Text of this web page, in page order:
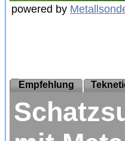
powered by
Empfehlung